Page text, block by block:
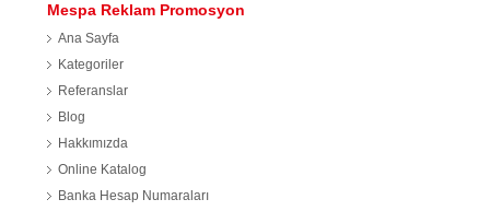
Mespa Reklam Promosyon
Ana Sayfa
Kategoriler
Referanslar
Blog
Hakkımızda
Online Katalog
Banka Hesap Numaraları